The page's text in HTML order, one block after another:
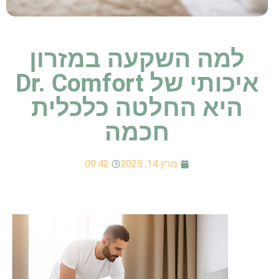
למה השקעה במזרון
איכותי של Dr. Comfort
היא החלטה כלכלית
חכמה
מרץ 14, 2025 09:42